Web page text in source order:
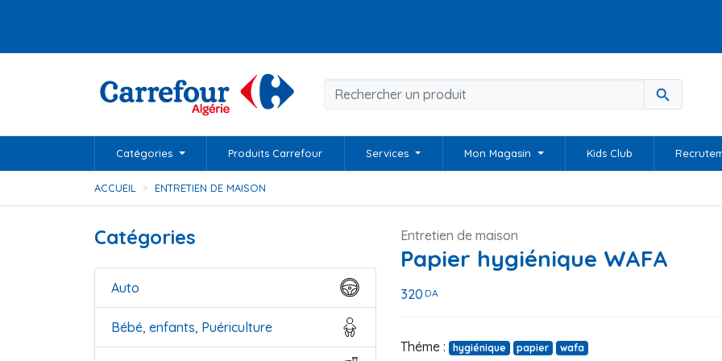
search
Catégories Produits Carrefour Services Mon Magasin Kids Club
ACCUEIL ENTRETIEN DE MAISON
Catégories
Auto
Bébé, enfants, Puériculture
Entretien de maison
Papier hygiénique WAFA
320 DA
Théme : hygiénique papier wafa